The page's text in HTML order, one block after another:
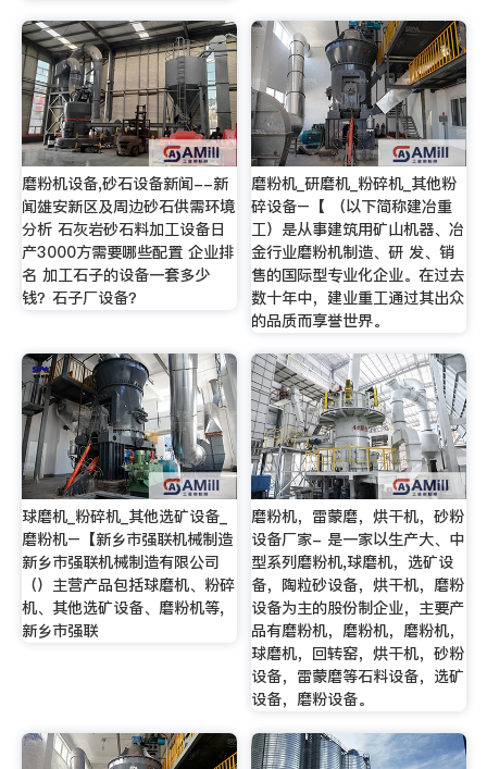
磨粉机设备,砂石设备新闻--新
闻雄安新区及周边砂石供需环境
分析 石灰岩砂石料加工设备日
产3000方需要哪些配置 企业排
名 加工石子的设备一套多少
钱？石子厂设备？
磨粉机_研磨机_粉碎机_其他粉
碎设备–【 （以下简称建冶重
工）是从事建筑用矿山机器、冶
金行业磨粉机制造、研 发、销
售的国际型专业化企业。在过去
数十年中，建业重工通过其出众
的品质而享誉世界。
球磨机_粉碎机_其他选矿设备_
磨粉机–【新乡市强联机械制造
新乡市强联机械制造有限公司
（）主营产品包括球磨机、粉碎
机、其他选矿设备、磨粉机等,
新乡市强联
磨粉机，雷蒙磨，烘干机，砂粉
设备厂家- 是一家以生产大、中
型系列磨粉机,球磨机，选矿设
备，陶粒砂设备，烘干机，磨粉
设备为主的股份制企业，主要产
品有磨粉机，磨粉机，磨粉机，
球磨机，回转窑，烘干机，砂粉
设备，雷蒙磨等石料设备，选矿
设备，磨粉设备。